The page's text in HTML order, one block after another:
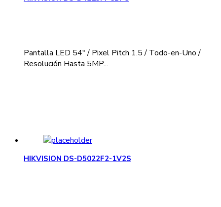
Pantalla LED 54" / Pixel Pitch 1.5 / Todo-en-Uno /
Resolución Hasta 5MP...
HIKVISION DS-D5022F2-1V2S